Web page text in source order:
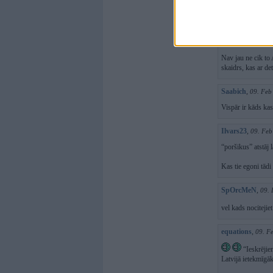
Nav jau ne cik
skaidrs, kas ar
Saabich, 09.
Vispār ir kāds
Ilvars23, 09.
“poršikus” atstāj
Kas tie egoni tādi
SpOrcMeN , 09.
vel kads
equations, 09.
Latvijā